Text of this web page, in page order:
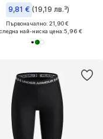
9,81 € (19,19 лв.³)
Първоначално: 21,90 €
най-ниска цена:5,96 €